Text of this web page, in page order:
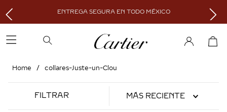
ENTREGA SEGURA EN TODO MÉXICO
collares-Juste-un-Clou
FILTRAR MÁS RECIENTE